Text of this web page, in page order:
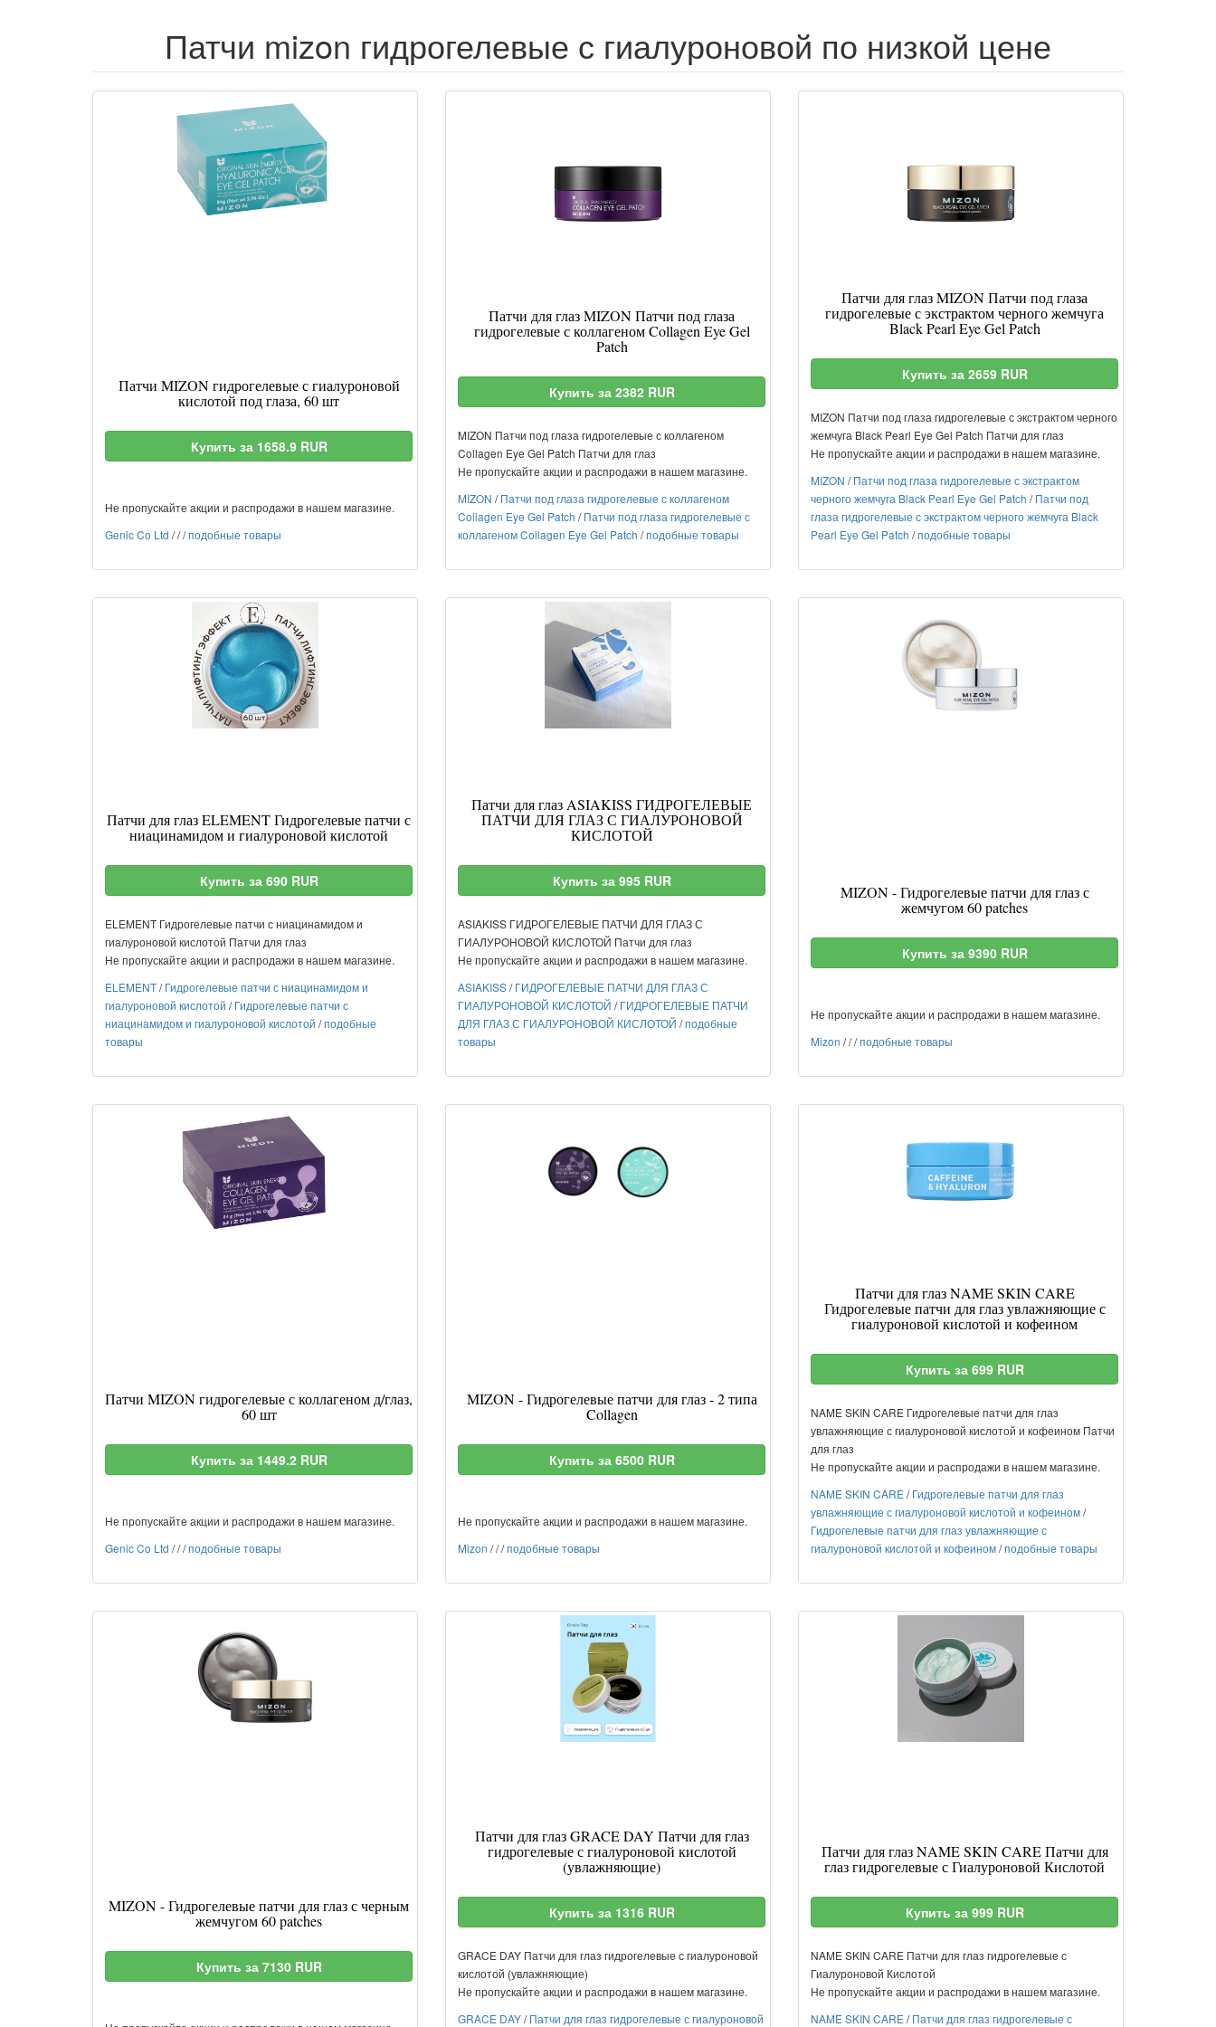
Патчи mizon гидрогелевые с гиалуроновой по низкой цене
Патчи MIZON гидрогелевые с гиалуроновой
кислотой под глаза, 60 шт
Купить за 1658.9 RUR
Не пропускайте акции и распродажи в нашем магазине.
Genic Co Ltd ///подобные товары
Патчи для глаз MIZON Патчи под глаза
гидрогелевые с коллагеном Collagen Eye Gel
Patch
Купить за 2382 RUR
MIZON Патчи под глаза гидрогелевые с коллагеном
Collagen Eye Gel Patch Патчи для глаз
Не пропускайте акции и распродажи в нашем магазине.
MIZON /Патчи под глаза гидрогелевые с коллагеном
Collagen Eye Gel Patch /Патчи под глаза гидрогелевые с
коллагеном Collagen Eye Gel Patch /подобные товары
Патчи для глаз MIZON Патчи под глаза
гидрогелевые с экстрактом черного жемчуга
Black Pearl Eye Gel Patch
Купить за 2659 RUR
MIZON Патчи под глаза гидрогелевые с экстрактом черного
жемчуга Black Pearl Eye Gel Patch Патчи для глаз
Не пропускайте акции и распродажи в нашем магазине.
MIZON /Патчи под глаза гидрогелевые с экстрактом
черного жемчуга Black Pearl Eye Gel Patch /Патчи под
глаза гидрогелевые с экстрактом черного жемчуга Black
Pearl Eye Gel Patch /подобные товары
Патчи для глаз ELEMENT Гидрогелевые патчи с
ниацинамидом и гиалуроновой кислотой
Купить за 690 RUR
ELEMENT Гидрогелевые патчи с ниацинамидом и
гиалуроновой кислотой Патчи для глаз
Не пропускайте акции и распродажи в нашем магазине.
ELEMENT/Гидрогелевые патчи с ниацинамидом и
гиалуроновой кислотой /Гидрогелевые патчи с
ниацинамидом и гиалуроновой кислотой /подобные
товары
Патчи для глаз ASIAKISS ГИДРОГЕЛЕВЫЕ
ПАТЧИ ДЛЯ ГЛАЗ С ГИАЛУРОНОВОЙ
КИСЛОТОЙ
Купить за 995 RUR
ASIAKISS ГИДРОГЕЛЕВЫЕ ПАТЧИ ДЛЯ ГЛАЗ С
ГИАЛУРОНОВОЙ КИСЛОТОЙ Патчи для глаз
Не пропускайте акции и распродажи в нашем магазине.
ASIAKISS/ГИДРОГЕЛЕВЫЕ ПАТЧИ ДЛЯ ГЛАЗ С
ГИАЛУРОНОВОЙ КИСЛОТОЙ /ГИДРОГЕЛЕВЫЕ ПАТЧИ
ДЛЯ ГЛАЗ С ГИАЛУРОНОВОЙ КИСЛОТОЙ /подобные
товары
MIZON - Гидрогелевые патчи для глаз с
жемчугом 60 patches
Купить за 9390 RUR
Не пропускайте акции и распродажи в нашем магазине.
Mizon ///подобные товары
Патчи MIZON гидрогелевые с коллагеном д/глаз,
60 шт
Купить за 1449.2 RUR
Не пропускайте акции и распродажи в нашем магазине.
Genic Co Ltd ///подобные товары
MIZON - Гидрогелевые патчи для глаз - 2 типа
Collagen
Купить за 6500 RUR
Не пропускайте акции и распродажи в нашем магазине.
Mizon ///подобные товары
Патчи для глаз NAME SKIN CARE
Гидрогелевые патчи для глаз увлажняющие с
гиалуроновой кислотой и кофеином
Купить за 699 RUR
NAME SKIN CARE Гидрогелевые патчи для глаз
увлажняющие с гиалуроновой кислотой и кофеином Патчи
для глаз
Не пропускайте акции и распродажи в нашем магазине.
NAME SKIN CARE /Гидрогелевые патчи для глаз
увлажняющие с гиалуроновой кислотой и кофеином/
Гидрогелевые патчи для глаз увлажняющие с
гиалуроновой кислотой и кофеином/подобные товары
MIZON - Гидрогелевые патчи для глаз с черным
жемчугом 60 patches
Купить за 7130 RUR
Патчи для глаз GRACE DAY Патчи для глаз
гидрогелевые с гиалуроновой кислотой
(увлажняющие)
Купить за 1316 RUR
GRACE DAY Патчи для глаз гидрогелевые с гиалуроновой
кислотой (увлажняющие)
Не пропускайте акции и распродажи в нашем магазине.
GRACE DAY/Патчи для глаз гидрогелевые с гиалуроновой
Патчи для глаз NAME SKIN CARE Патчи для
глаз гидрогелевые с Гиалуроновой Кислотой
Купить за 999 RUR
NAME SKIN CARE Патчи для глаз гидрогелевые с
Гиалуроновой Кислотой
Не пропускайте акции и распродажи в нашем магазине.
NAME SKIN CARE /Патчи для глаз гидрогелевые с